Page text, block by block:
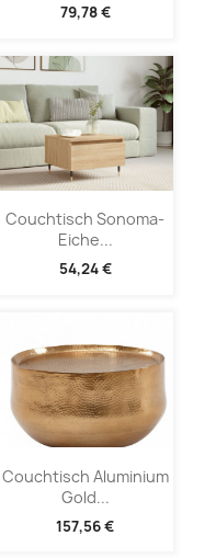
79,78 €
Couchtisch Sonoma-
Eiche...
54,24 €
Couchtisch Aluminium
Gold...
157,56 €